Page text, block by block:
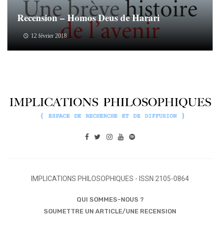
Recension – Homos Deus de Harari
12 février 2018
IMPLICATIONS PHILOSOPHIQUES - ISSN 2105-0864
QUI SOMMES-NOUS ?
SOUMETTRE UN ARTICLE/UNE RECENSION